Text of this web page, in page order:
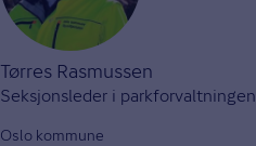
Tørres Rasmussen
Seksjonsleder i parkforvaltningen
Oslo kommune